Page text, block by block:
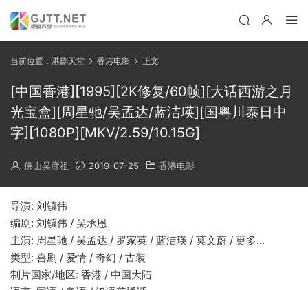
当前位置： 港剧天堂 香港电影 正文
[中国香港][1995][2K修复/60帧][大话西游之月
光宝盒][周星驰/吴孟达/蓝洁瑛][国粤川泰日中
字][1080P][MKV/2.59/10.15G]
佛山吴彦祖 2019-07-25 香港电影
导演: 刘镇伟
编剧: 刘镇伟 / 吴承恩
主演: 周星驰 / 吴孟达 / 罗家英 / 蓝洁瑛 / 莫文蔚 / 更多…
类型: 喜剧 / 爱情 / 奇幻 / 古装
制片国家/地区: 香港 / 中国大陆